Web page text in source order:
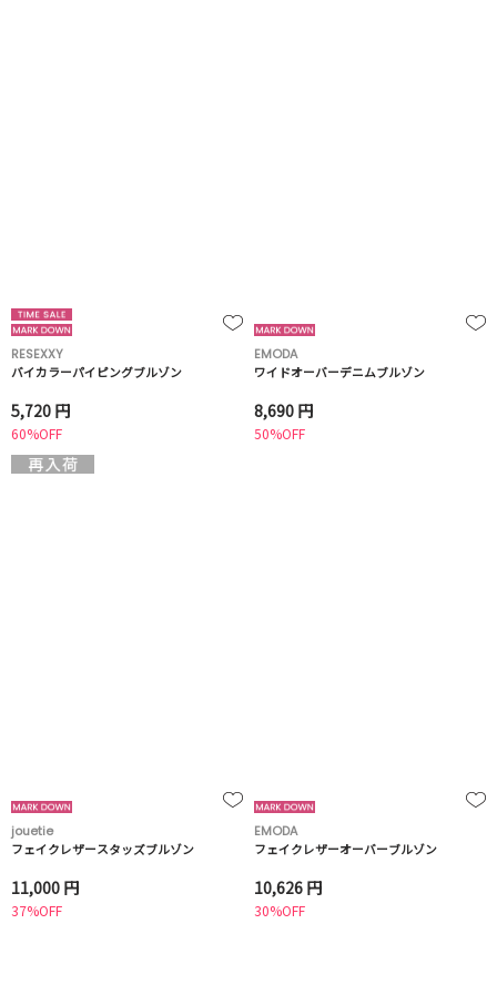
RESEXXY
バイカラーパイピングブルゾン
5,720 円
60%OFF
EMODA
ワイドオーバーデニムブルゾン
8,690 円
50%OFF
jouetie
フェイクレザースタッズブルゾン
11,000 円
37%OFF
EMODA
フェイクレザーオーバーブルゾン
10,626 円
30%OFF